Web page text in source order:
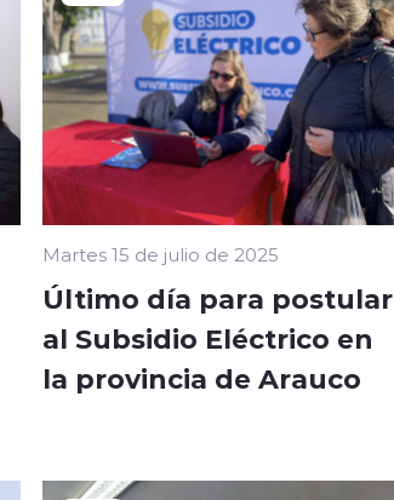
Martes 15 de julio de 2025
Último día para postular
al Subsidio Eléctrico en
la provincia de Arauco